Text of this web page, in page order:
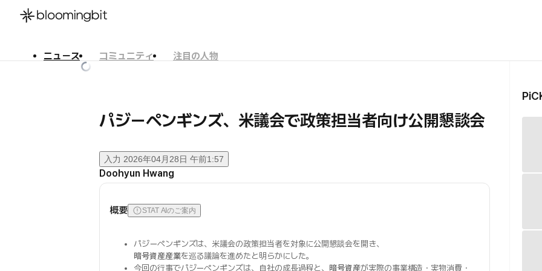
ニュース コミュニティ
注目の人物
パジーペンギンズ、米議会で政策担当者向け公開懇談会
入力 2026年04月28日 午前1:57
Doohyun Hwang
概要 STAT AIのご案内
パジーペンギンズは、米議会の政策担当者を対象に公開懇談会を開き、
暗号資産産業を巡る議論を進めたと明らかにした。
今回の行事でパジーペンギンズは、自社の成長過程と、 暗号資産が実際の事業構造・実物消費・